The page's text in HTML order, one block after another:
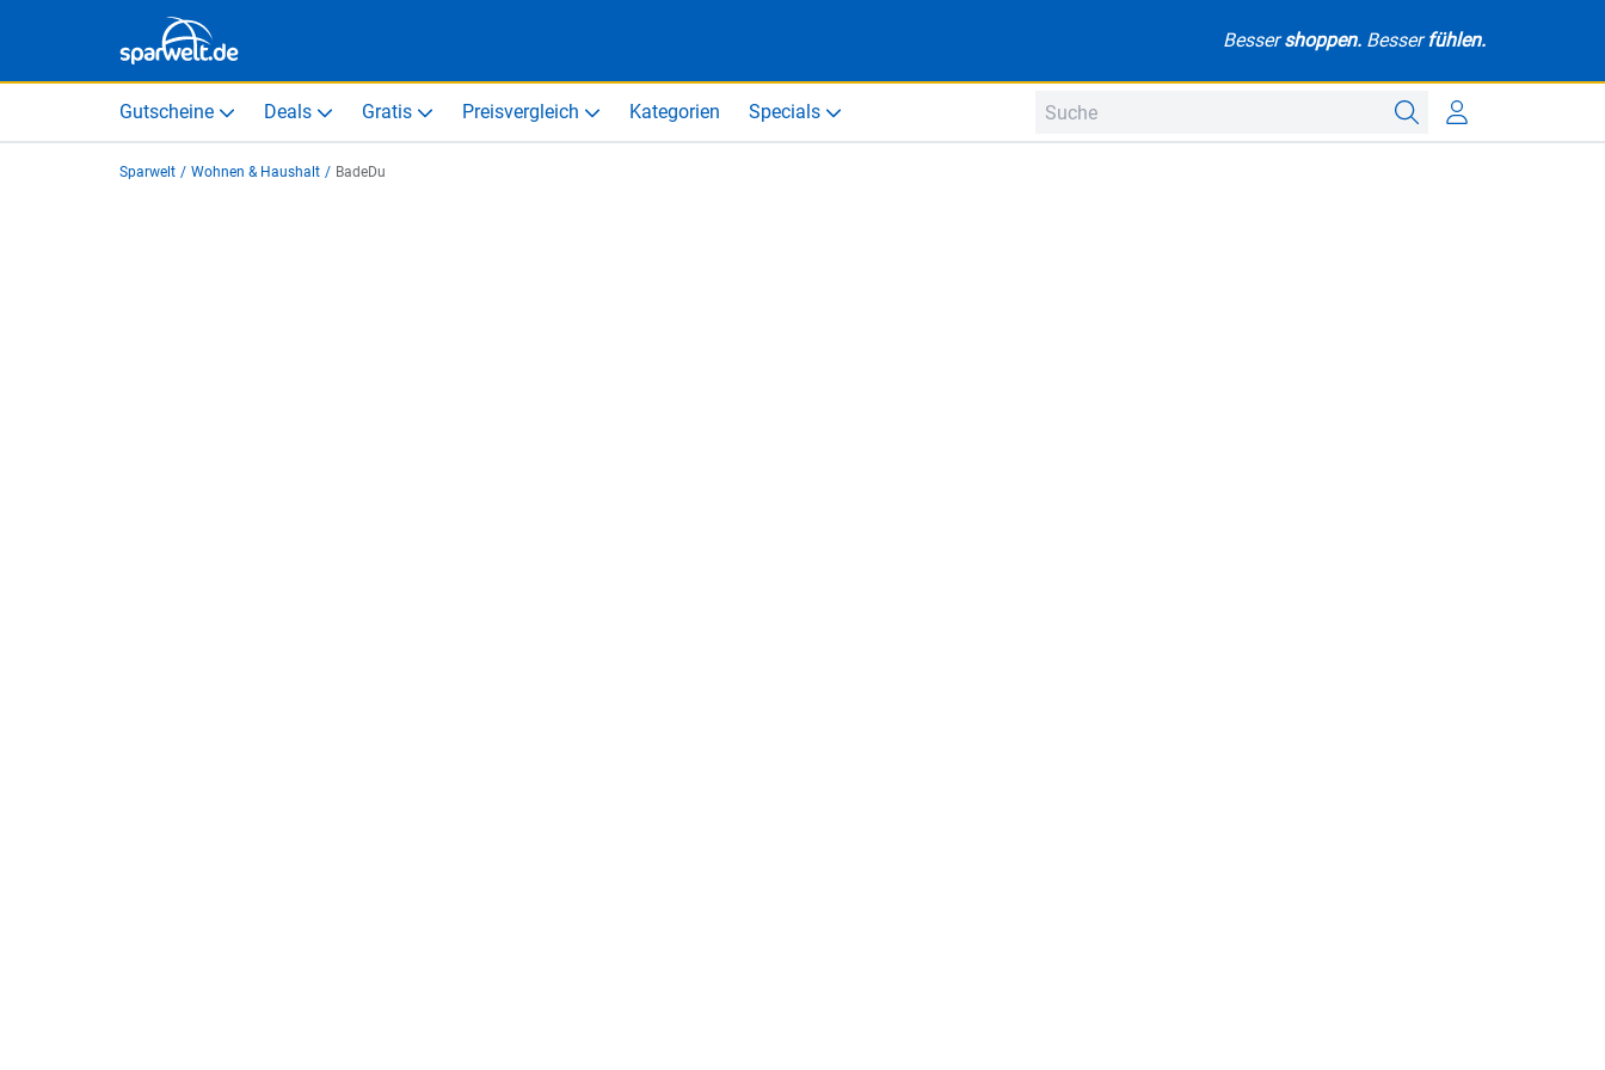
Bessershoppen. Besserfühlen.
Gutscheine Deals Gratis Preisvergleich Kategorien Specials
Sparwelt / Wohnen & Haushalt / BadeDu